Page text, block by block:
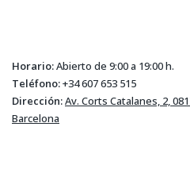
Horario:Abierto de 9:00 a 19:00 h.
Teléfono:+34 607 653 515
Dirección:Av. Corts Catalanes, 2,
Barcelona